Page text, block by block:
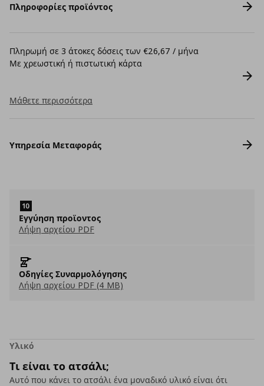
Πληροφορίες προϊόντος
Πληρωμή σε 3 άτοκες δόσεις των €26,67 / μήνα
Με χρεωστική ή πιστωτική κάρτα
Μάθετε περισσότερα
Υπηρεσία Μεταφοράς
Εγγύηση προϊοντος
Λήψη αρχείου PDF
Οδηγίες Συναρμολόγησης
Λήψη αρχείου PDF (4 MB)
Υλικό
Τι είναι το ατσάλι;
Αυτό που κάνει το ατσάλι ένα μοναδικό υλικό είναι ότι